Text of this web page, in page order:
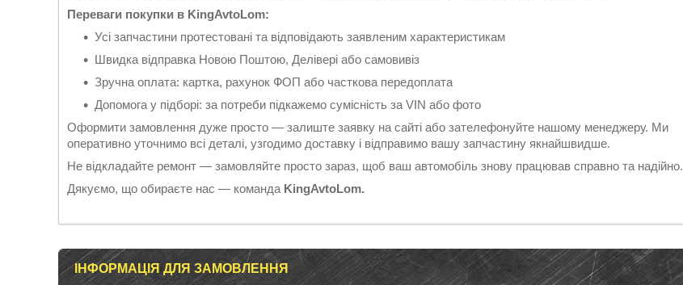
Переваги покупки в KingAvtoLom:
Усі запчастини протестовані та відповідають заявленим характеристикам
Швидка відправка Новою Поштою, Делівері або самовивіз
Зручна оплата: картка, рахунок ФОП або часткова передоплата
Допомога у підборі: за потреби підкажемо сумісність за VIN або фото
Оформити замовлення дуже просто — залиште заявку на сайті або зателефонуйте нашому менеджеру. Ми
оперативно уточнимо всі деталі, узгодимо доставку і відправимо вашу запчастину якнайшвидше.
Не відкладайте ремонт — замовляйте просто зараз, щоб ваш автомобіль знову працював справно та надійно.
Дякуємо, що обираєте нас — команда KingAvtoLom.
ІНФОРМАЦІЯ ДЛЯ ЗАМОВЛЕННЯ